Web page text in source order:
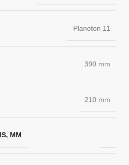
Planoton 11
390 mm
210 mm
MM –